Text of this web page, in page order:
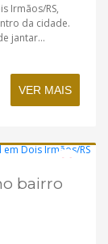
Irmãos/RS,
da cidade.
jantar...
VER MAIS
bairro